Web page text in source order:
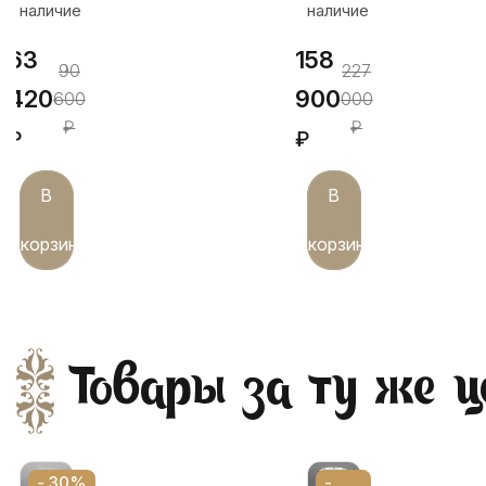
наличие
63
420
₽
90
600
₽
В
корзину
2
наличие
158
900
₽
227
000
₽
В
корзину
Товары за ту же